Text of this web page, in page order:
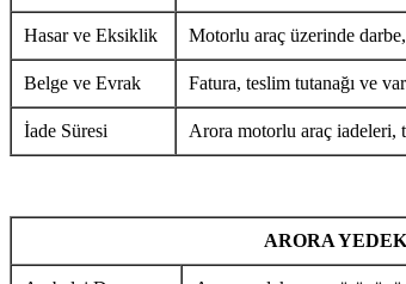
Hasar ve Eksiklik Motorlu araç üzerinde
Belge ve Evrak Fatura, teslim tutanağı ve
İade Süresi Arora motorlu araç iadeleri,
ARORA